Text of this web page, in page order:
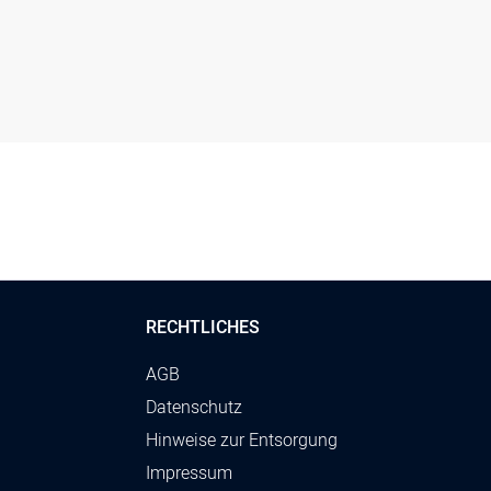
RECHTLICHES
AGB
Datenschutz
Hinweise zur Entsorgung
Impressum